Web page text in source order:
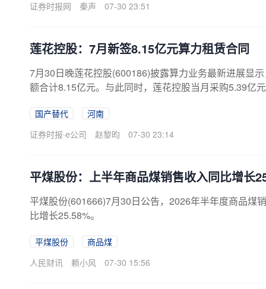
证券时报网 秦声 07-30 23:51
莲花控股：7月新签8.15亿元算力租赁合同
7月30日晚莲花控股(600186)披露算力业务最新进展显
额合计8.15亿元。与此同时，莲花控股当月采购5.39亿
构建“消费+AI科技”的双轮驱动发展格局。目前该公司
次的布局体系，业务涵盖算力基础设施、人工智能软硬
国产替代
河南
证券时报·e公司
赵黎昀 07-30 23:14
平煤股份：上半年商品煤销售收入同比增长
平煤股份(601666)7月30日公告，2026年半年度商品煤
比增长25.58%。
平煤股份
商品煤
人民财讯
赖小风 07-30 15:56